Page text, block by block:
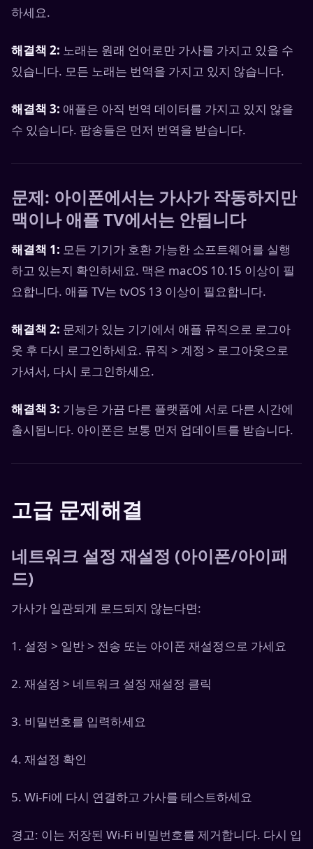
하세요.
해결책 2: 노래는 원래 언어로만 가사를 가지고 있을 수
있습니다. 모든 노래는 번역을 가지고 있지 않습니다.
해결책 3: 애플은 아직 번역 데이터를 가지고 있지 않을
수 있습니다. 팝송들은 먼저 번역을 받습니다.
문제: 아이폰에서는 가사가 작동하지만
맥이나 애플 TV에서는 안됩니다
해결책 1: 모든 기기가 호환 가능한 소프트웨어를 실행
하고 있는지 확인하세요. 맥은 macOS 10.15 이상이 필
요합니다. 애플 TV는 tvOS 13 이상이 필요합니다.
해결책 2: 문제가 있는 기기에서 애플 뮤직으로 로그아
웃 후 다시 로그인하세요. 뮤직 > 계정 > 로그아웃으로
가셔서, 다시 로그인하세요.
해결책 3: 기능은 가끔 다른 플랫폼에 서로 다른 시간에
출시됩니다. 아이폰은 보통 먼저 업데이트를 받습니다.
고급 문제해결
네트워크 설정 재설정 (아이폰/아이패
드)
가사가 일관되게 로드되지 않는다면:
1. 설정 > 일반 > 전송 또는 아이폰 재설정으로 가세요
2. 재설정 > 네트워크 설정 재설정 클릭
3. 비밀번호를 입력하세요
4. 재설정 확인
5. Wi-Fi에 다시 연결하고 가사를 테스트하세요
경고: 이는 저장된 Wi-Fi 비밀번호를 제거합니다. 다시 입